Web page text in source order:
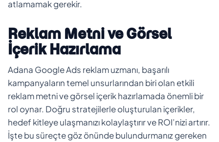
atlamamak gerekir.
Reklam Metni ve Görsel
İçerik Hazırlama
Adana Google Ads reklam uzmanı, başarılı
kampanyaların temel unsurlarından biri olan etkili
reklam metni ve görsel içerik hazırlamada önemli bir
rol oynar. Doğru stratejilerle oluşturulan içerikler,
hedef kitleye ulaşmanızı kolaylaştırır ve ROI’nizi artırır.
İşte bu süreçte göz önünde bulundurmanız gereken